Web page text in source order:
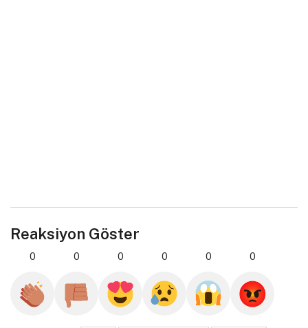
Reaksiyon Göster
0 0 0 0 0 0